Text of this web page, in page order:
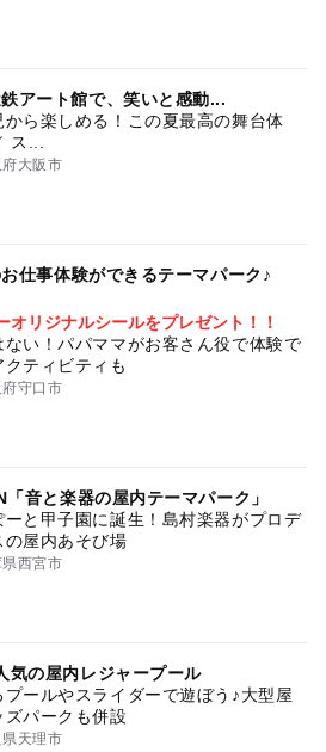
アート館で、笑いと感動...
から楽しめる！この夏最高の舞台体
ス...
府大阪市
仕事体験ができるテーマパーク♪
オリジナルシールをプレゼント！！
ない！パパママがお客さん役で体験で
クティビティも
府守口市
音と楽器の屋内テーマパーク」
ーと甲子園に誕生！島村楽器がプロデ
の屋内あそび場
西宮市
気の屋内レジャープール
プールやスライダーで遊ぼう♪大型屋
ズパークも併設
天理市